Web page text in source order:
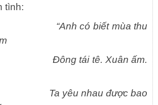
tình:
“Anh có biết mùa thu
tê. Xuân ấm.
nhau được bao